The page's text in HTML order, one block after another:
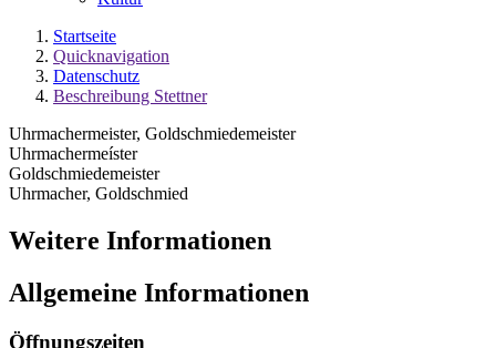
Startseite
Quicknavigation
Datenschutz
Beschreibung Stettner
Uhrmachermeister, Goldschmiedemeister
Uhrmachermeíster
Goldschmiedemeister
Uhrmacher, Goldschmied
Weitere Informationen
Allgemeine Informationen
Öffnungszeiten